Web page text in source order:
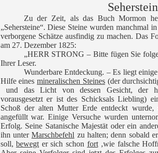
Zu der Zeit, als das Buch Mormon
„Sehersteine“. Diese Steine wurden manchmal
verborgene Schätze ausfindig zu machen. Das
am 27. Dezember 1825:
„HERR STRONG – Bitte fügen Sie
Ihrer Leser.
Wunderbare Entdeckung. – Es liegt
Hilfe eines mineralischen Steines(der
und das Licht von dessen Gesicht, der
vorausgesetzt er ist des Schicksals Liebling)
Schoß der alten Mutter Erde entdeckt
angefüllt war. Einige Versuche wurden
Erfolg. Seine Satanische Majestät oder ein
ihn unterMarschbefehl zu halten; denn sobald
soll,bewegt er sich schon fort‚wie falsche